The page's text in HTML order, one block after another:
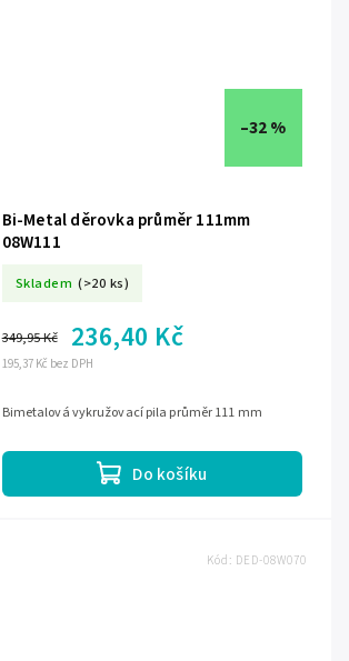
–32 %
Bi-Metal děrovka průměr 111mm
08W111
Skladem (>20 ks)
195,37 Kč bez DPH
349,95 Kč 236,40 Kč
Do košíku
Bimetalová vykružovací pila průměr 111 mm
Kód: DED-08W070